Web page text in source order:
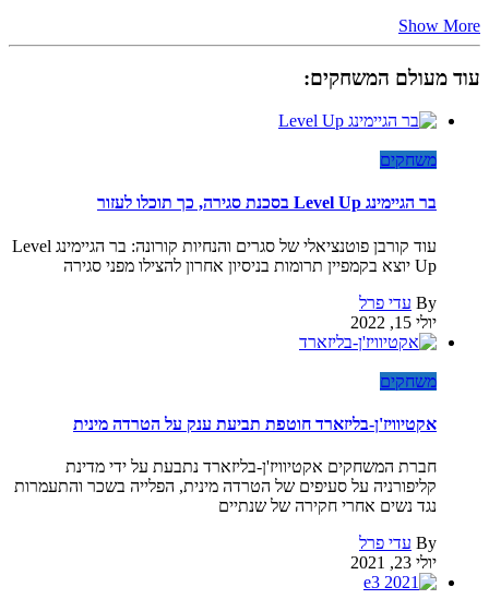
Show More
עוד מעולם המשחקים:
משחקים
בר הגיימינג Level Up בסכנת סגירה, כך תוכלו לעזור
עוד קורבן פוטנציאלי של סגרים והנחיות קורונה: בר הגיימינג Level
Up יוצא בקמפיין תרומות בניסיון אחרון להצילו מפני סגירה
By עדי פרל
יולי 15, 2022
משחקים
אקטיוויז'ן-בליזארד חוטפת תביעת ענק על הטרדה מינית
חברת המשחקים אקטיוויז'ן-בליזארד נתבעת על ידי מדינת
קליפורניה על סעיפים של הטרדה מינית, הפלייה בשכר והתעמרות
נגד נשים אחרי חקירה של שנתיים
By עדי פרל
יולי 23, 2021